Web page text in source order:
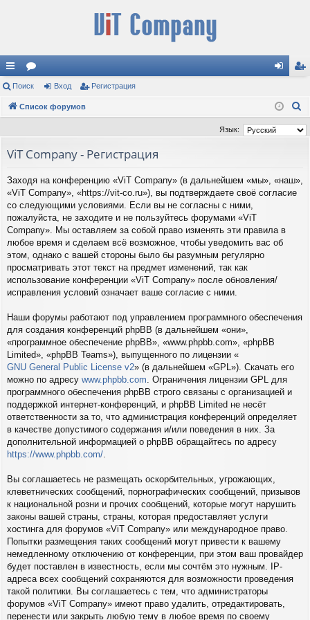
с
ы
и
ор
ум д ис
тр
Поиск Вход Регистрация
Список форумов
и
Язык:
ViT Company - Регистрация
Заходя на конференцию «ViT Company» (в дальнейшем «мы», «наш»,
«ViT Company», «https://vit-co.ru»), вы подтверждаете своё согласие
со следующими условиями. Если вы не согласны с ними,
пожалуйста, не заходите и не пользуйтесь форумами «ViT
Company». Мы оставляем за собой право изменять эти правила в
любое время и сделаем всё возможное, чтобы уведомить вас об
этом, однако с вашей стороны было бы разумным регулярно
просматривать этот текст на предмет изменений, так как
использование конференции «ViT Company» после обновления/
исправления условий означает ваше согласие с ними.
Наши форумы работают под управлением программного обеспечения
для создания конференций phpBB (в дальнейшем «они»,
«программное обеспечение phpBB», «www.phpbb.com», «phpBB
Limited», «phpBB Teams»), выпущенного по лицензии «
GNU General Public License v2» (в дальнейшем «GPL»). Скачать его
можно по адресу www.phpbb.com . Ограничения лицензии GPL для
программного обеспечения phpBB строго связаны с организацией и
поддержкой интернет-конференций, и phpBB Limited не несёт
ответственности за то, что администрация конференций определяет
в качестве допустимого содержания и/или поведения в них. За
дополнительной информацией о phpBB обращайтесь по адресу
https://www.phpbb.com/
Вы соглашаетесь не размещать оскорбительных, угрожающих,
клеветнических сообщений, порнографических сообщений, призывов
к национальной розни и прочих сообщений, которые могут нарушить
законы вашей страны, страны, которая предоставляет услуги
хостинга для форумов «ViT Company» или международное право.
Попытки размещения таких сообщений могут привести к вашему
немедленному отключению от конференции, при этом ваш провайдер
будет поставлен в известность, если мы сочтём это нужным. IP-
адреса всех сообщений сохраняются для возможности проведения
такой политики. Вы соглашаетесь с тем, что администраторы
форумов «ViT Company» имеют право удалить, отредактировать,
перенести или закрыть любую тему в любое время по своему